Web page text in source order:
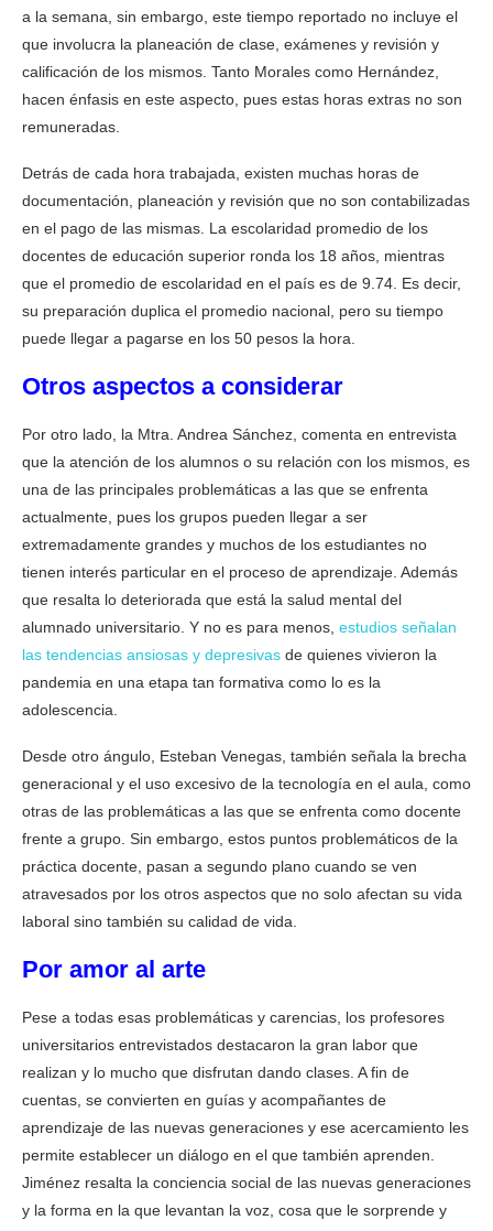
a la semana, sin embargo, este tiempo reportado no incluye el
que involucra la planeación de clase, exámenes y revisión y
calificación de los mismos. Tanto Morales como Hernández,
hacen énfasis en este aspecto, pues estas horas extras no son
remuneradas.
Detrás de cada hora trabajada, existen muchas horas de
documentación, planeación y revisión que no son contabilizadas
en el pago de las mismas. La escolaridad promedio de los
docentes de educación superior ronda los 18 años, mientras
que el promedio de escolaridad en el país es de 9.74. Es decir,
su preparación duplica el promedio nacional, pero su tiempo
puede llegar a pagarse en los 50 pesos la hora.
Otros aspectos a considerar
Por otro lado, la Mtra. Andrea Sánchez, comenta en entrevista
que la atención de los alumnos o su relación con los mismos, es
una de las principales problemáticas a las que se enfrenta
actualmente, pues los grupos pueden llegar a ser
extremadamente grandes y muchos de los estudiantes no
tienen interés particular en el proceso de aprendizaje. Además
que resalta lo deteriorada que está la salud mental del
alumnado universitario. Y no es para menos, estudios señalan
las tendencias ansiosas y depresivas de quienes vivieron la
pandemia en una etapa tan formativa como lo es la
adolescencia.
Desde otro ángulo, Esteban Venegas, también señala la brecha
generacional y el uso excesivo de la tecnología en el aula, como
otras de las problemáticas a las que se enfrenta como docente
frente a grupo. Sin embargo, estos puntos problemáticos de la
práctica docente, pasan a segundo plano cuando se ven
atravesados por los otros aspectos que no solo afectan su vida
laboral sino también su calidad de vida.
Por amor al arte
Pese a todas esas problemáticas y carencias, los profesores
universitarios entrevistados destacaron la gran labor que
realizan y lo mucho que disfrutan dando clases. A fin de
cuentas, se convierten en guías y acompañantes de
aprendizaje de las nuevas generaciones y ese acercamiento les
permite establecer un diálogo en el que también aprenden.
Jiménez resalta la conciencia social de las nuevas generaciones
y la forma en la que levantan la voz, cosa que le sorprende y